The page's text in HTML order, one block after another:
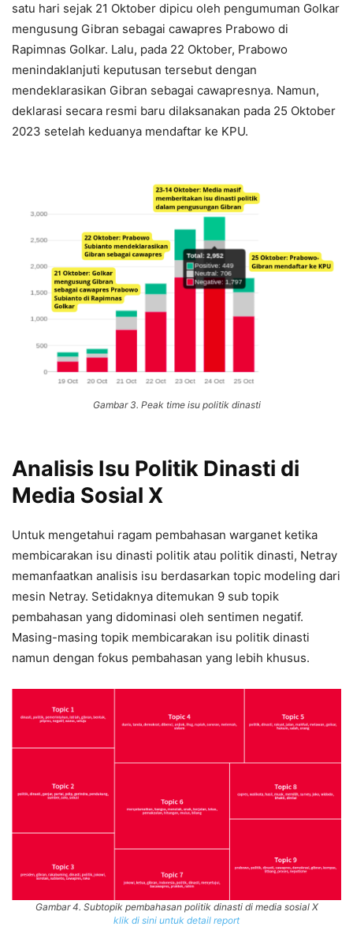
satu hari sejak 21 Oktober dipicu oleh pengumuman Golkar
mengusung Gibran sebagai cawapres Prabowo di
Rapimnas Golkar. Lalu, pada 22 Oktober, Prabowo
menindaklanjuti keputusan tersebut dengan
mendeklarasikan Gibran sebagai cawapresnya. Namun,
deklarasi secara resmi baru dilaksanakan pada 25 Oktober
2023 setelah keduanya mendaftar ke KPU.
Gambar 3. Peak time isu politik dinasti
Analisis Isu Politik Dinasti di
Media Sosial X
Untuk mengetahui ragam pembahasan warganet ketika
membicarakan isu dinasti politik atau politik dinasti, Netray
memanfaatkan analisis isu berdasarkan topic modeling dari
mesin Netray. Setidaknya ditemukan 9 sub topik
pembahasan yang didominasi oleh sentimen negatif.
Masing-masing topik membicarakan isu politik dinasti
namun dengan fokus pembahasan yang lebih khusus.
Gambar 4. Subtopik pembahasan politik dinasti di media sosial X
klik di sini untuk detail report